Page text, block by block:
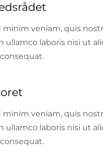
minim veniam, quis
ullamco laboris nisi ut
minim veniam, quis
ullamco laboris nisi ut